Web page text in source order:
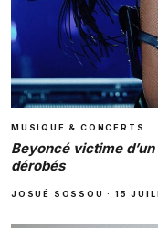
MUSIQUE & CONCERTS
Beyoncé victime
dérobés
JOSUÉ SOSSOU ·15